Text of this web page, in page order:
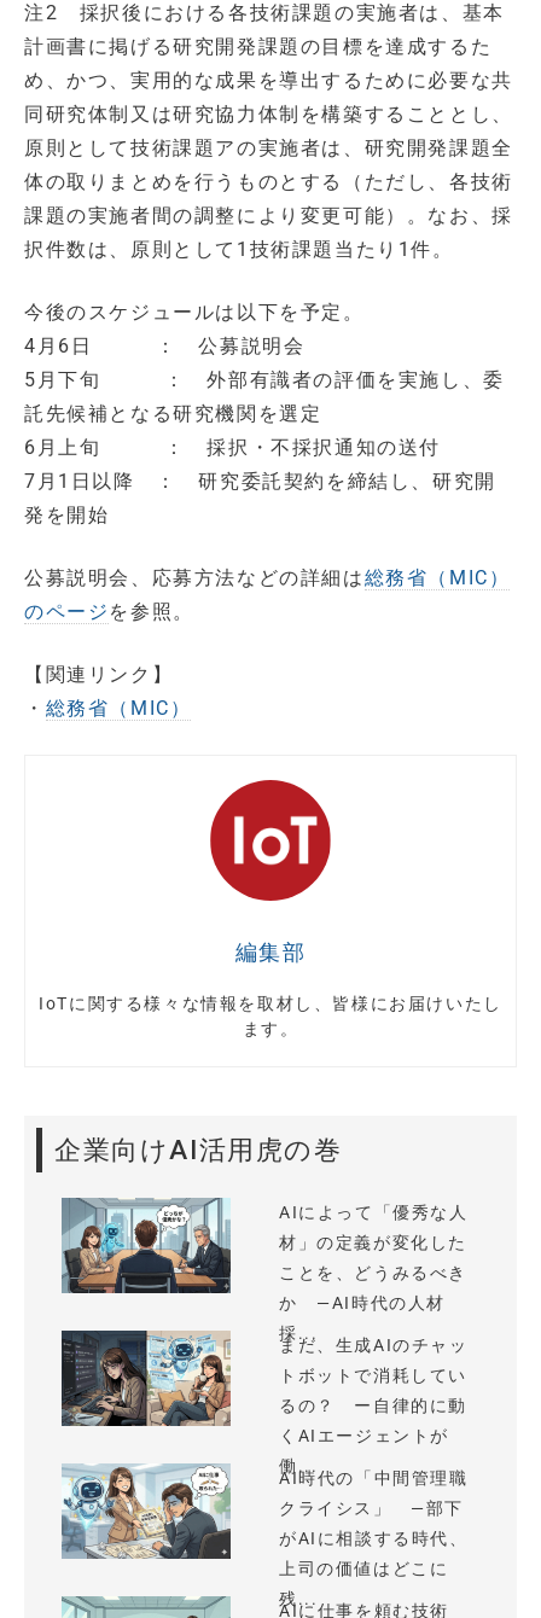
注2 採択後における各技術課題の実施者は、基本
計画書に掲げる研究開発課題の目標を達成するた
め、かつ、実用的な成果を導出するために必要な共
同研究体制又は研究協力体制を構築することとし、
原則として技術課題アの実施者は、研究開発課題全
体の取りまとめを行うものとする（ただし、各技術
課題の実施者間の調整により変更可能）。なお、採
択件数は、原則として1技術課題当たり1件。
今後のスケジュールは以下を予定。
4月6日 ： 公募説明会
5月下旬 ： 外部有識者の評価を実施し、委
託先候補となる研究機関を選定
6月上旬 ： 採択・不採択通知の送付
7月1日以降 ： 研究委託契約を締結し、研究開
発を開始
公募説明会、応募方法などの詳細は総務省（MIC）
のページ を参照。
【関連リンク】
・ 総務省（MIC）
編集部
IoTに関する様々な情報を取材し、皆様にお届けいたし
ます。
企業向けAI活用虎の巻
AIによって「優秀な人
材」の定義が変化した
ことを、どうみるべき
か —AI時代の人材
採...
まだ、生成AIのチャッ
トボットで消耗してい
るの？ ー自律的に動
くAIエージェントが
働...
AI時代の「中間管理職
クライシス」 —部下
がAIに相談する時代、
上司の価値はどこに
残...
AIに仕事を頼む技術